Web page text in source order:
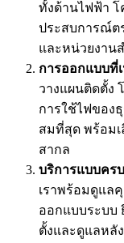
ทั้งด้านไฟฟ้า โ
ประสบการณ์ต
และหน่วยงาน
การออกแบบที่
วางแผนติดตั้ง
การใช้ไฟของ
สมที่สุด พร้อม
สากล
บริการแบบครบ
เราพร้อมดูแล
ออกแบบระบบ
ตั้งและดูแลหลั